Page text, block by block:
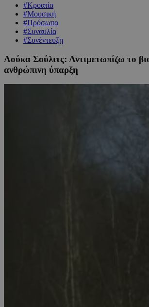
#Κροατία
#Μουσική
#Πρόσωπα
#Συναυλία
#Συνέντευξη
Λούκα Σούλιτς: Αντιμετωπίζω το
ανθρώπινη ύπαρξη